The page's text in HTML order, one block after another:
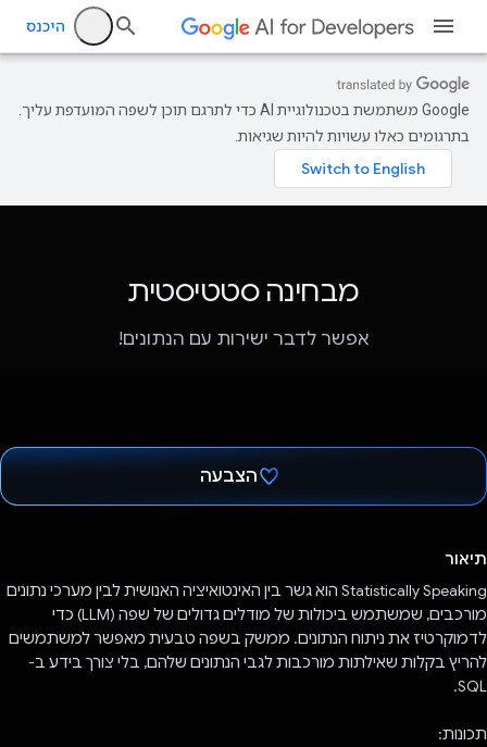
היכנס
‫Google משתמשת בטכנולוגיית AI כדי לתרגם תוכן לשפה המועדפת עליך.
בתרגומים כאלו עשויות להיות שגיאות.
מבחינה סטטיסטית
אפשר לדבר ישירות עם הנתונים!
הצבעה
תיאור
Statistically Speaking הוא גשר בין האינטואיציה האנושית לבין מערכי נתונים
מורכבים, שמשתמש ביכולות של מודלים גדולים של שפה (LLM) כדי
לדמוקרטיז את ניתוח הנתונים. ממשק בשפה טבעית מאפשר למשתמשים
להריץ בקלות שאילתות מורכבות לגבי הנתונים שלהם, בלי צורך בידע ב-
SQL.
תכונות: